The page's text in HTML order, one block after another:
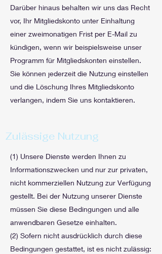
Darüber hinaus behalten wir uns das Recht
vor, Ihr Mitgliedskonto unter Einhaltung
einer zweimonatigen Frist per E-Mail zu
kündigen, wenn wir beispielsweise unser
Programm für Mitgliedskonten einstellen.
Sie können jederzeit die Nutzung einstellen
und die Löschung Ihres Mitgliedskonto
verlangen, indem Sie uns kontaktieren.
Zulässige Nutzung
(1) Unsere Dienste werden Ihnen zu
Informationszwecken und nur zur privaten,
nicht kommerziellen Nutzung zur Verfügung
gestellt. Bei der Nutzung unserer Dienste
müssen Sie diese Bedingungen und alle
anwendbaren Gesetze einhalten.
(2) Sofern nicht ausdrücklich durch diese
Bedingungen gestattet, ist es nicht zulässig: